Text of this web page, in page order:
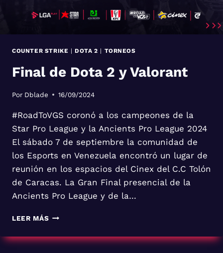
COUNTER STRIKE |DOTA 2 | TORNEOS
Final de Dota 2 y Valorant
Por Dblade 16/09/2024
#RoadToVGS coronó a los campeones de la
Star Pro League y la Ancients Pro League 2024
El sábado 7 de septiembre la comunidad de
los Esports en Venezuela encontró un lugar de
reunión en los espacios del Cinex del C.C Tolón
de Caracas. La Gran Final presencial de la
Ancients Pro League y de la…
LEER MÁSFINAL
DOTA